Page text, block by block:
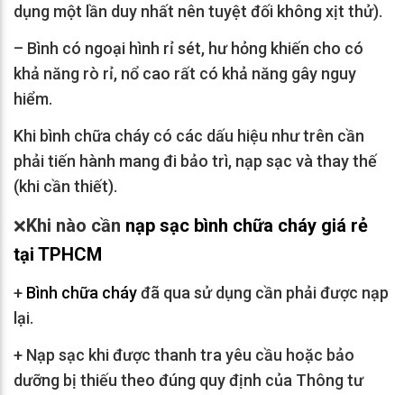
dụng một lần duy nhất nên tuyệt đối không xịt thử).
– Bình có ngoại hình rỉ sét, hư hỏng khiến cho có
khả năng rò rỉ, nổ cao rất có khả năng gây nguy
hiểm.
Khi bình chữa cháy có các dấu hiệu như trên cần
phải tiến hành mang đi bảo trì, nạp sạc và thay thế
(khi cần thiết).
❌Khi nào cần nạp sạc bình chữa cháy giá rẻ
tại TPHCM
+ Bình chữa cháyđã qua sử dụng cần phải được nạp
lại.
+ Nạp sạc khi được thanh tra yêu cầu hoặc bảo
dưỡng bị thiếu theo đúng quy định của Thông tư